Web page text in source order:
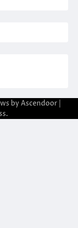
by Ascendoor
.